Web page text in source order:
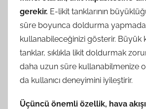
gerekir. E-likit tanklarının
süre boyunca doldurma
kullanabileceğinizi gösterir. Büyük
tanklar, sıklıkla likit doldurmak
daha uzun süre kullanabilmenize
da kullanıcı deneyimini iyileştirir.
Üçüncü önemli özellik, hava